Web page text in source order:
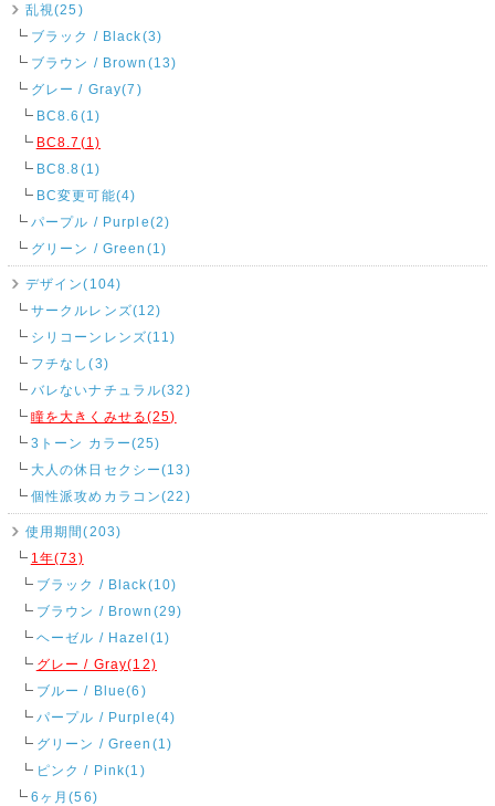
乱視(25)
ブラック / Black(3)
ブラウン / Brown(13)
グレー / Gray(7)
BC8.6(1)
BC8.7(1)
BC8.8(1)
BC変更可能(4)
パープル / Purple(2)
グリーン / Green(1)
デザイン(104)
サークルレンズ(12)
シリコーンレンズ(11)
フチなし(3)
バレないナチュラル(32)
瞳を大きくみせる(25)
3トーン カラー(25)
大人の休日セクシー(13)
個性派攻めカラコン(22)
使用期間(203)
1年(73)
ブラック / Black(10)
ブラウン / Brown(29)
ヘーゼル / Hazel(1)
グレー / Gray(12)
ブルー / Blue(6)
パープル / Purple(4)
グリーン / Green(1)
ピンク / Pink(1)
6ヶ月(56)